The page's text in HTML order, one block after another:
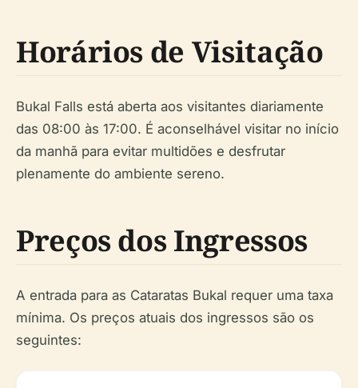
Horários de Visitação
Bukal Falls está aberta aos visitantes diariamente
das 08:00 às 17:00. É aconselhável visitar no início
da manhã para evitar multidões e desfrutar
plenamente do ambiente sereno.
Preços dos Ingressos
A entrada para as Cataratas Bukal requer uma taxa
mínima. Os preços atuais dos ingressos são os
seguintes: